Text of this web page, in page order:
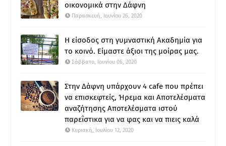
οικονομικά στην Δάφνη
Παρασκευή, Ιουνίου 26, 2020
Η είσοδος στη γυμναστική Ακαδημία για
το κοινό. Είμαστε άξιοι της μοίρας μας.
Σάββατο, Ιουνίου 06, 2020
Στην Δάφνη υπάρχουν 4 cafe που πρέπει
να επισκεφτείς, Ήρεμα και Αποτελέσματα
αναζήτησης Αποτελέσματα ιστού
παρεΐστικα για να φας και να πιεις καλά
Κυριακή, Ιουλίου 12, 2020